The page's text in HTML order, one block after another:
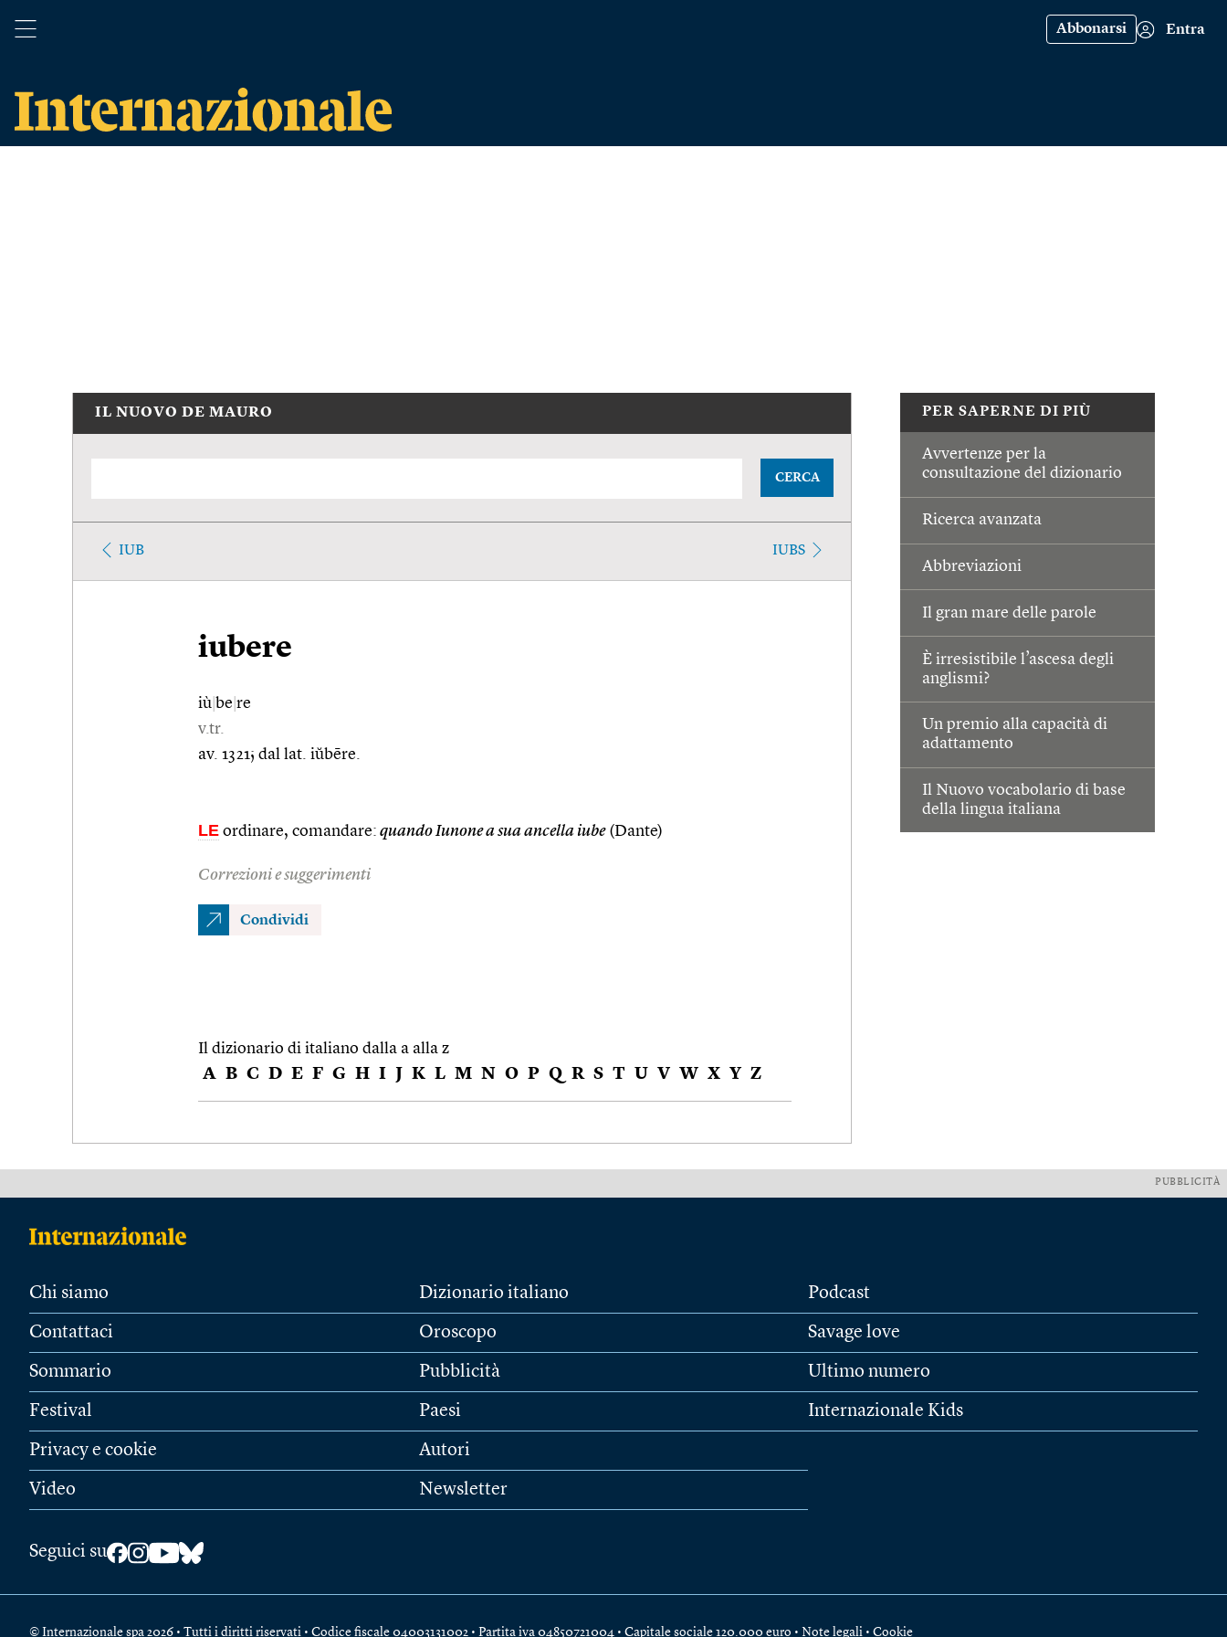
Abbonarsi Entra
PER SAPERNE DI PIÙ
Avvertenze per la
consultazione del dizionario
Ricerca avanzata
Abbreviazioni
Il gran mare delle parole
È irresistibile l’ascesa degli
anglismi?
Un premio alla capacità di
adattamento
Il Nuovo vocabolario di base
della lingua italiana
IL NUOVO DE MAURO
CERCA
IUB IUBS
iubere
iù be re
v.tr.
av. 1321; dal lat. iŭbēre.
LE ordinare, comandare: quando Iunone a sua ancella iube(Dante)
Correzioni e suggerimenti
Condividi
Il dizionario di italiano dalla a alla z
A B C D E F G H I J K L M N O P Q R S T U V W X Y Z
PUBBLICITÀ
Chi siamo
Contattaci
Sommario
Festival
Privacy e cookie
Video
Dizionario italiano
Oroscopo
Pubblicità
Paesi
Autori
Newsletter
Podcast
Savage love
Ultimo numero
Internazionale Kids
Seguici su
© Internazionale spa 2026 • Tutti i diritti riservati • Codice fiscale 04003131002 • Partita iva 04850721004 • Capitale sociale 120.000 euro • Note legali • Cookie